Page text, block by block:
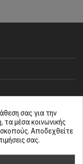
σας για την
μέσα κοινωνικής
Αποδεχθείτε
σας.